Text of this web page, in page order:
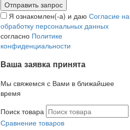
Я ознакомлен(-а) и даю Согласие на
обработку персональных данных
согласно Политике
конфиденциальности
Ваша заявка принята
Мы свяжемся с Вами в ближайшее
время
Поиск товара
Сравнение товаров